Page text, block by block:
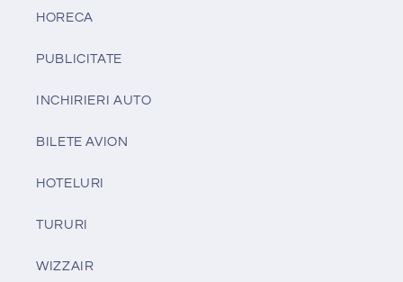
HORECA
PUBLICITATE
INCHIRIERI AUTO
BILETE AVION
HOTELURI
TURURI
WIZZAIR